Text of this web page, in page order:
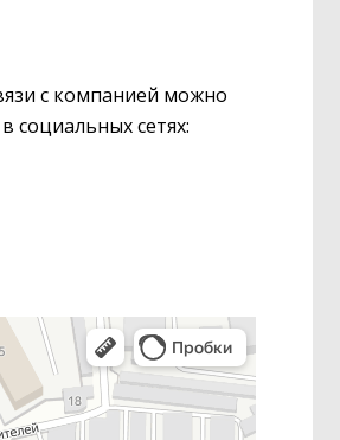
с компанией можно
социальных сетях: